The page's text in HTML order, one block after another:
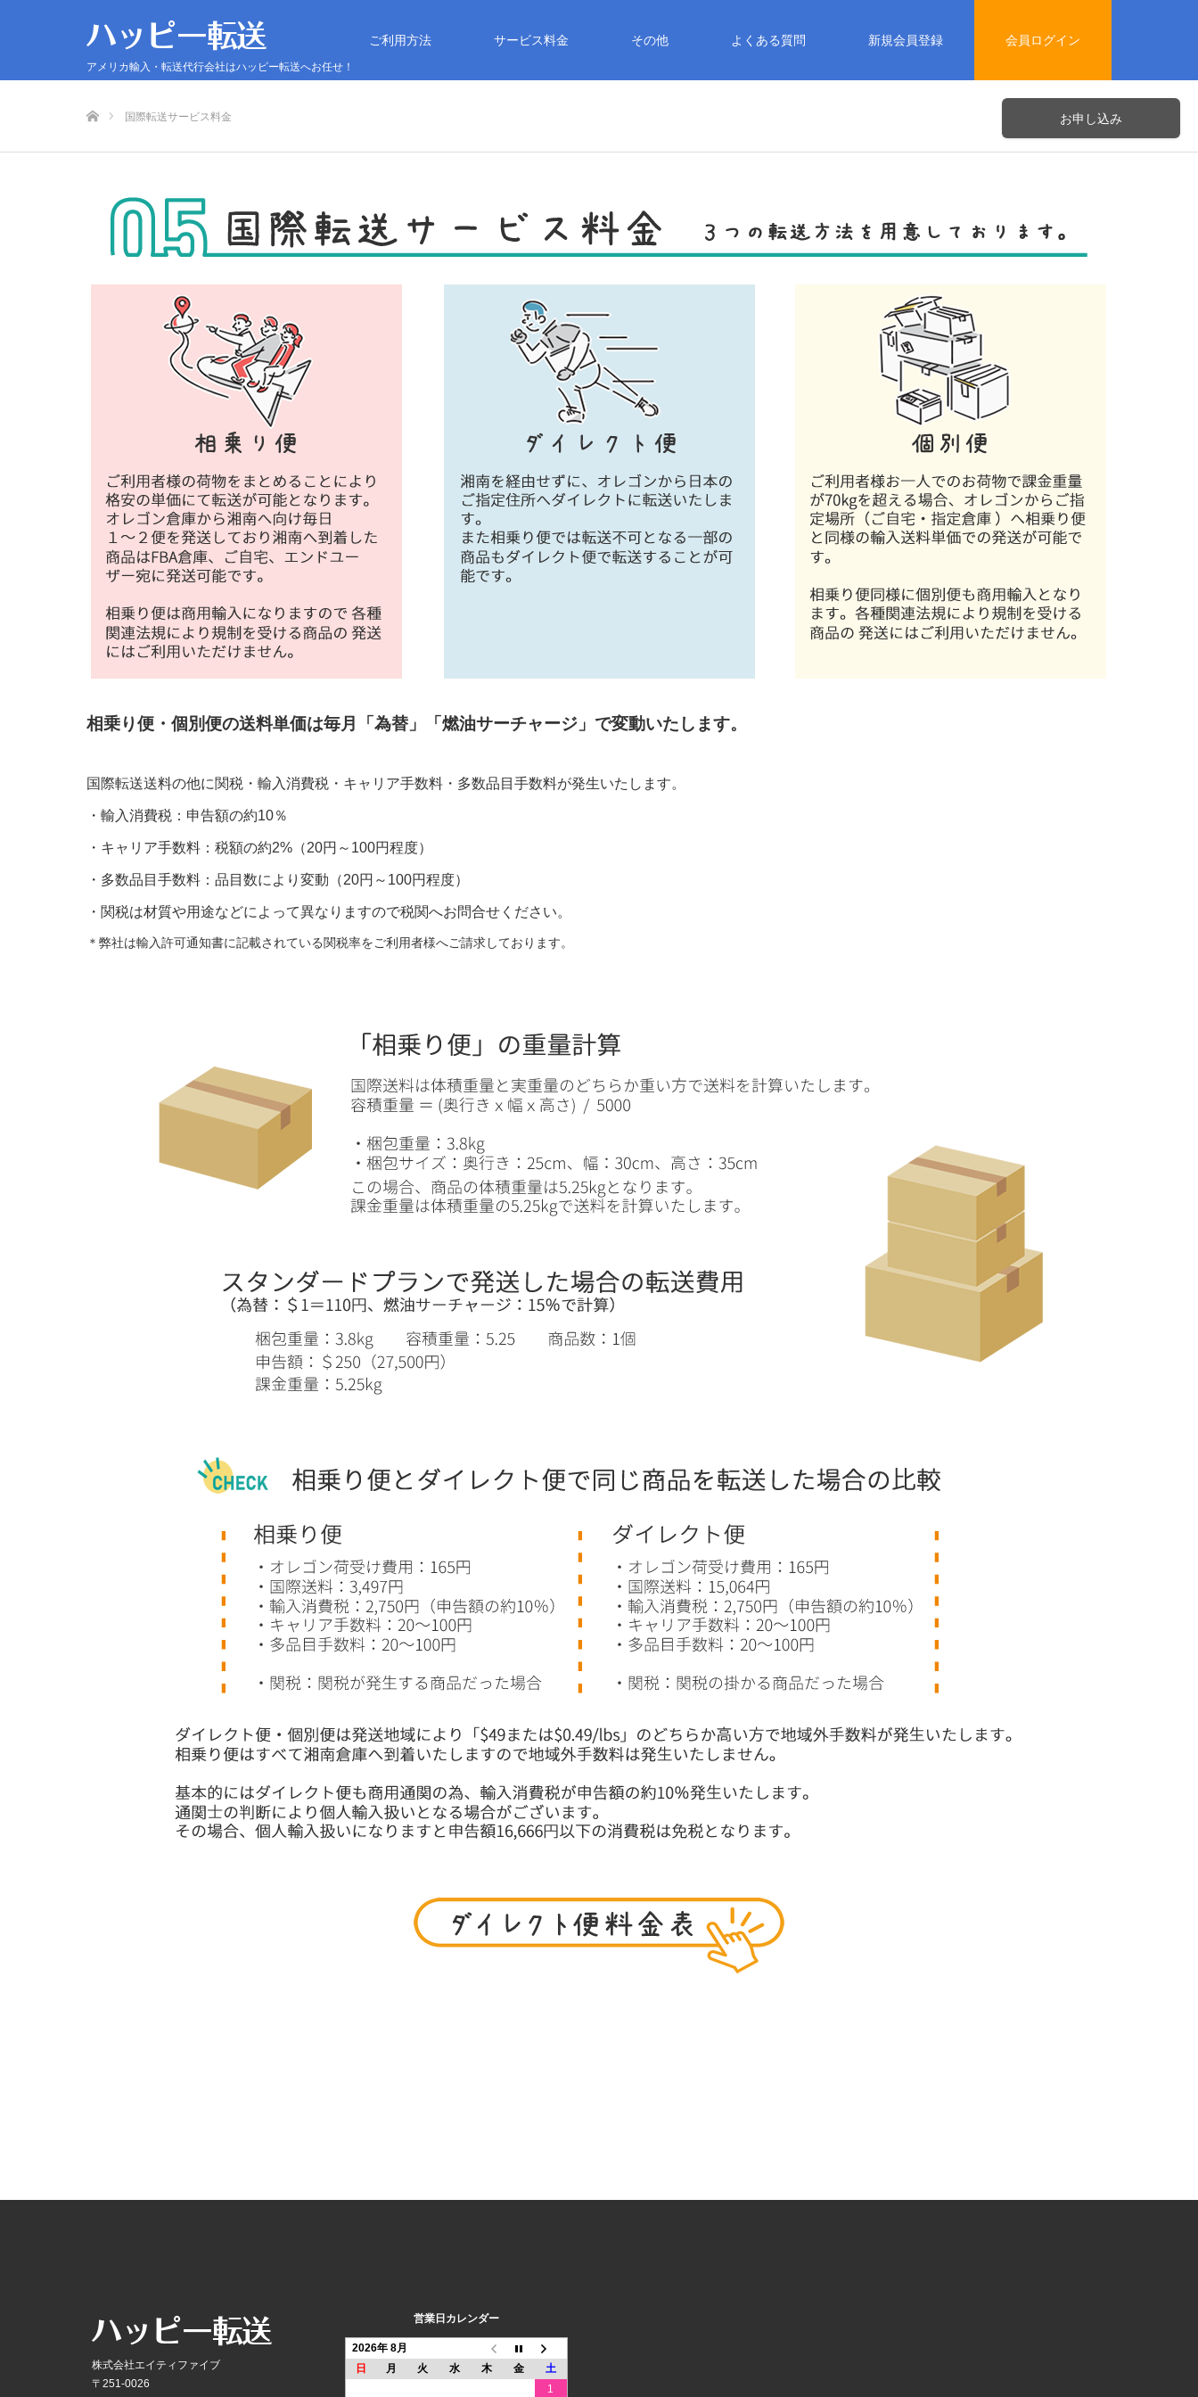
アメリカ輸入・転送代行会社はハッピー転送へお任せ！
ご利用方法 サービス料金 その他 よくある質問 新規会員登録 会員ログイン
お申し込み
国際転送サービス料金
相乗り便・個別便の送料単価は毎月「為替」「燃油サーチャージ」で変動いたします。
国際転送送料の他に関税・輸入消費税・キャリア手数料・多数品目手数料が発生いたします。
・輸入消費税：申告額の約10％
・キャリア手数料：税額の約2%（20円～100円程度）
・多数品目手数料：品目数により変動（20円～100円程度）
・関税は材質や用途などによって異なりますので税関へお問合せください。
＊弊社は輸入許可通知書に記載されている関税率をご利用者様へご請求しております。
株式会社エイティファイブ
〒251-0026
営業日カレンダー
2026年 8月
日
月 火 水 木 金
土
1